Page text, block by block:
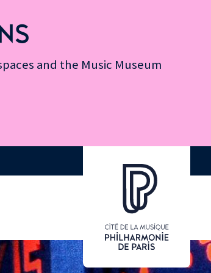
and the Music Museum